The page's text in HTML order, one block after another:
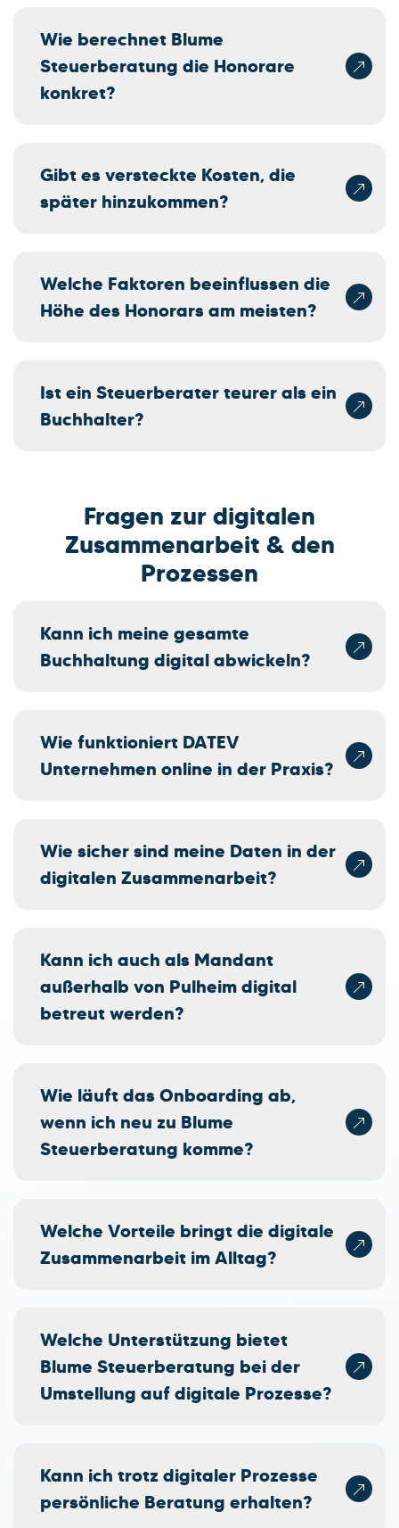
Wie berechnet Blume
Steuerberatung die Honorare
konkret?
Gibt es versteckte Kosten, die
später hinzukommen?
Welche Faktoren beeinflussen die
Höhe des Honorars am meisten?
Ist ein Steuerberater teurer als ein
Buchhalter?
Fragen zur digitalen
Zusammenarbeit & den
Prozessen
Kann ich meine gesamte
Buchhaltung digital abwickeln?
Wie funktioniert DATEV
Unternehmen online in der Praxis?
Wie sicher sind meine Daten in der
digitalen Zusammenarbeit?
Kann ich auch als Mandant
außerhalb von Pulheim digital
betreut werden?
Wie läuft das Onboarding ab,
wenn ich neu zu Blume
Steuerberatung komme?
Welche Vorteile bringt die digitale
Zusammenarbeit im Alltag?
Welche Unterstützung bietet
Blume Steuerberatung bei der
Umstellung auf digitale Prozesse?
Kann ich trotz digitaler Prozesse
persönliche Beratung erhalten?